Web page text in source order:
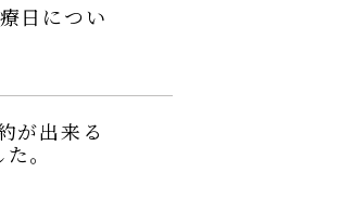
日につい
が出来る
。